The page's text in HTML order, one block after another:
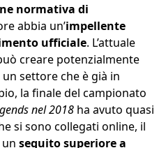
normativa di
abbia un’impellente
ufficiale. L’attuale
creare potenzialmente
settore che è già in
la finale del campionato
nel 2018 ha avuto quasi
si sono collegati online, il
seguitosuperiore a